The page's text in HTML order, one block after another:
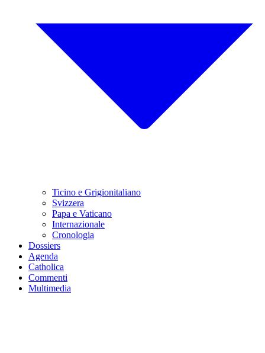
Ticino e Grigionitaliano
Svizzera
Papa e Vaticano
Internazionale
Cronologia
Dossiers
Agenda
Catholica
Commenti
Multimedia